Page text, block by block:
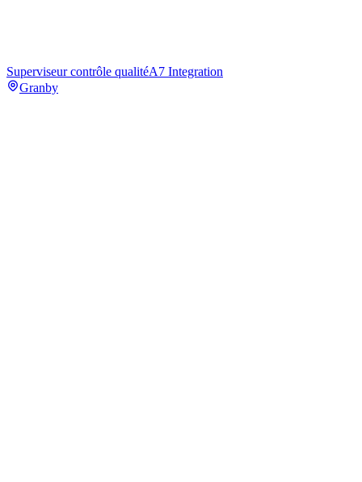
Superviseur contrôle qualitéA7 Integration
Granby